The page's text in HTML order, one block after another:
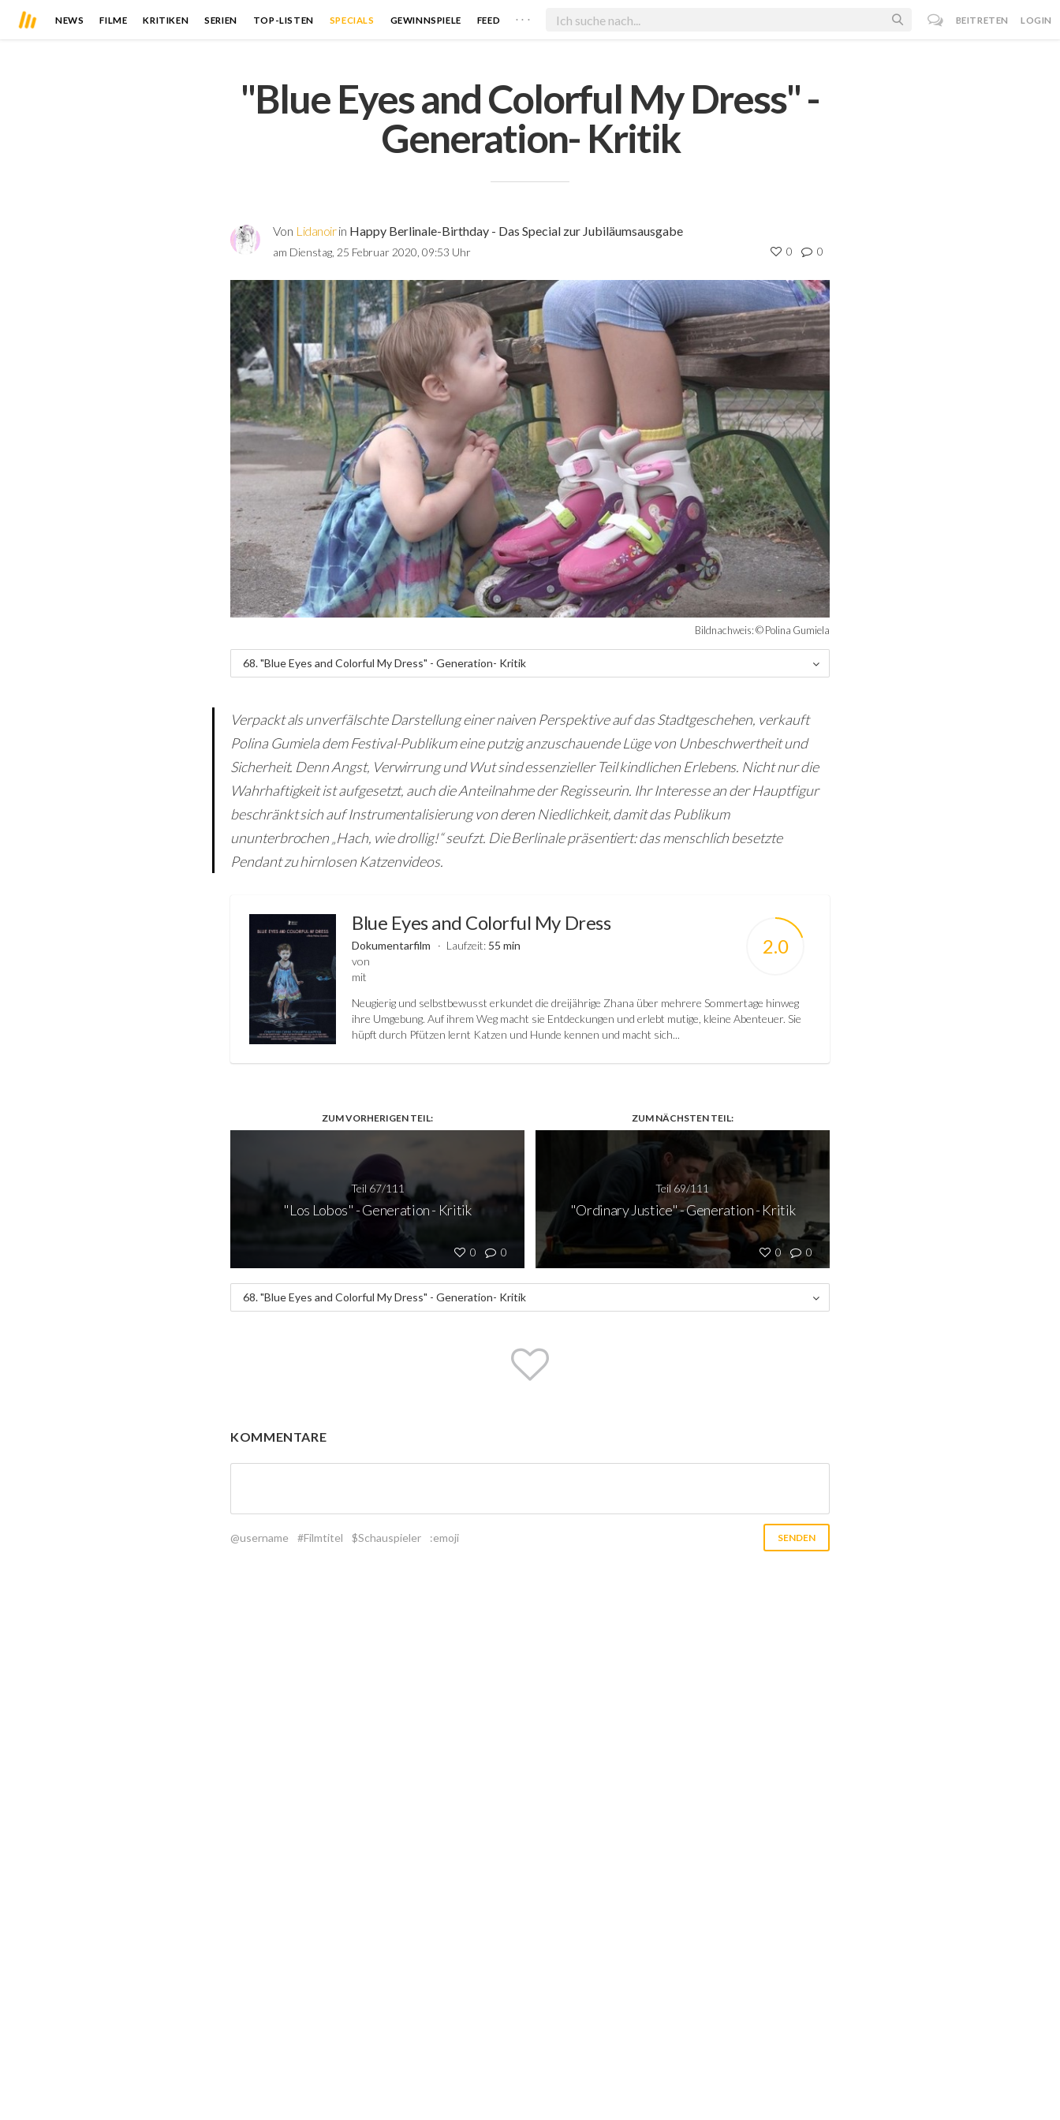
NEWS FILME KRITIKEN SERIEN TOP-LISTEN SPECIALS GEWINNSPIELE FEED . . . BEITRETEN LOGIN
"Blue Eyes and Colorful My Dress" -
Generation- Kritik
Von Lidanoirin Happy Berlinale-Birthday - Das Special zur Jubiläumsausgabe
am Dienstag, 25 Februar 2020, 09:53 Uhr 0 0
Bildnachweis: © Polina Gumiela
68. "Blue Eyes and Colorful My Dress" - Generation- Kritik
Verpackt als unverfälschte Darstellung einer naiven Perspektive auf das Stadtgeschehen, verkauft
Polina Gumiela dem Festival-Publikum eine putzig anzuschauende Lüge von Unbeschwertheit und
Sicherheit. Denn Angst, Verwirrung und Wut sind essenzieller Teil kindlichen Erlebens. Nicht nur die
Wahrhaftigkeit ist aufgesetzt, auch die Anteilnahme der Regisseurin. Ihr Interesse an der Hauptfigur
beschränkt sich auf Instrumentalisierung von deren Niedlichkeit, damit das Publikum
ununterbrochen „Hach, wie drollig!“ seufzt. Die Berlinale präsentiert: das menschlich besetzte
Pendant zu hirnlosen Katzenvideos.
2.0
Blue Eyes and Colorful My Dress
Dokumentarfilm Laufzeit: 55 min
von
mit
Neugierig und selbstbewusst erkundet die dreijährige Zhana über mehrere Sommertage hinweg
ihre Umgebung. Auf ihrem Weg macht sie Entdeckungen und erlebt mutige, kleine Abenteuer. Sie
hüpft durch Pfützen lernt Katzen und Hunde kennen und macht sich...
ZUM VORHERIGEN TEIL:
0 0
Teil 67/111
"Los Lobos" - Generation - Kritik
ZUM NÄCHSTEN TEIL:
0 0
Teil 69/111
"Ordinary Justice" - Generation - Kritik
68. "Blue Eyes and Colorful My Dress" - Generation- Kritik
KOMMENTARE
@username #Filmtitel $Schauspieler :emoji